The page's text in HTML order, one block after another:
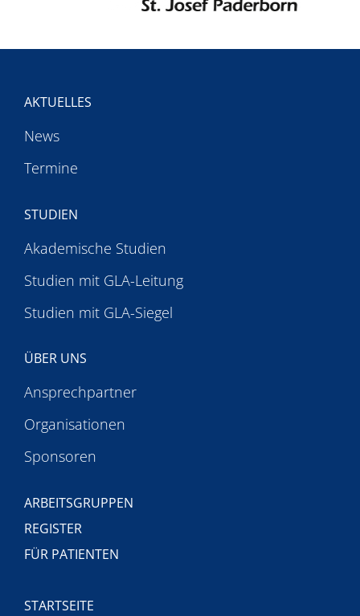
AKTUELLES
News
Termine
STUDIEN
Akademische Studien
Studien mit GLA-Leitung
Studien mit GLA-Siegel
ÜBER UNS
Ansprechpartner
Organisationen
Sponsoren
ARBEITSGRUPPEN
REGISTER
FÜR PATIENTEN
STARTSEITE